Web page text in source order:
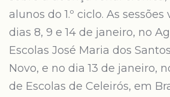
alunos do 1.º ciclo. As
dias 8, 9 e 14 de janeiro, no
Escolas José Maria dos
Novo, e no dia 13 de janeiro,
de Escolas de Celeirós, em